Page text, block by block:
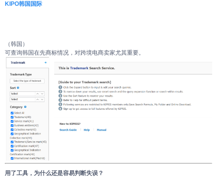
KIPO韩国国际
（韩国）
可查询韩国在先商标情况，对跨境电商卖家尤其重要。
用了工具，为什么还是容易判断失误？